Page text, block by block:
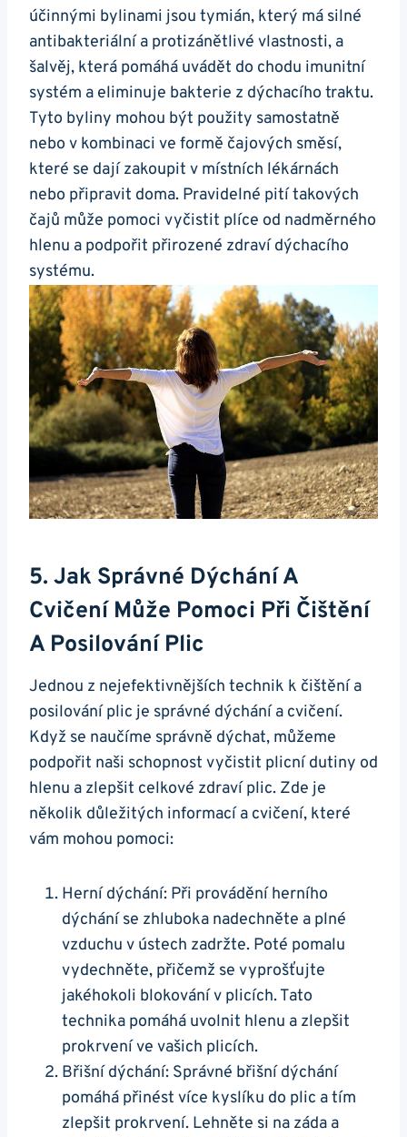
účinnými ⁤bylinami ‍jsou tymián,‌ který má silné
antibakteriální a protizánětlivé vlastnosti, ‍a
šalvěj, která pomáhá uvádět do chodu imunitní
systém a eliminuje⁤ bakterie z dýchacího traktu.
Tyto byliny mohou být⁢ použity‍ samostatně
⁤nebo v ⁣kombinaci‌ ve formě čajových směsí,
které se ​dají zakoupit⁤ v místních lékárnách
nebo připravit doma. Pravidelné​ pití takových
čajů může pomoci vyčistit plíce od nadměrného
hlenu a​ podpořit přirozené zdraví dýchacího
systému.
5. Jak Správné Dýchání A
Cvičení ‍může Pomoci Při Čištění
⁢a Posilování Plic
Jednou z nejefektivnějších technik k ‌čištění a
posilování plic je správné dýchání a ​cvičení.
Když se naučíme ‍správně dýchat, můžeme
podpořit naši ‌schopnost vyčistit plicní dutiny od
hlenu a zlepšit⁣ celkové zdraví plic. Zde je
několik ⁢důležitých informací a‌ cvičení, které
vám mohou pomoci:
Herní dýchání: Při provádění herního
dýchání ​se zhluboka⁤ nadechněte a plné
vzduchu v⁣ ústech zadržte. Poté ‌pomalu
‌vydechněte, ‍přičemž se⁣ vyprošťujte
jakéhokoli blokování v plicích. Tato
technika pomáhá uvolnit ⁣hlenu a zlepšit
prokrvení⁣ ve vašich plicích.
Břišní ‍dýchání: Správné břišní dýchání
pomáhá přinést ⁤více kyslíku do plic a tím⁢
zlepšit prokrvení.⁣ Lehněte si‍ na ⁣záda a